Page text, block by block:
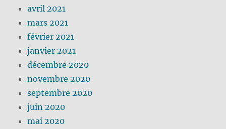
avril 2021
mars 2021
février 2021
janvier 2021
décembre 2020
novembre 2020
septembre 2020
juin 2020
mai 2020